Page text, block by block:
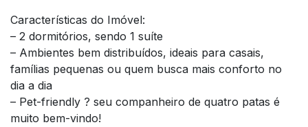
Características do Imóvel:
– 2 dormitórios, sendo 1 suíte
– Ambientes bem distribuídos, ideais para casais,
famílias pequenas ou quem busca mais conforto no
dia a dia
– Pet-friendly ? seu companheiro de quatro patas é
muito bem-vindo!